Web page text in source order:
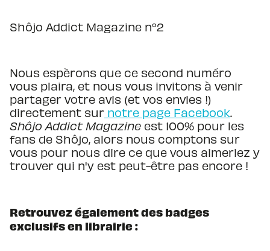
Shôjo Addict Magazine n°2
Nous espèrons que ce second numéro
vous plaira, et nous vous invitons à venir
partager votre avis (et vos envies !)
directement sur notre page Facebook.
Shôjo Addict Magazine est 100% pour les
fans de Shôjo, alors nous comptons sur
vous pour nous dire ce que vous aimeriez y
trouver qui n'y est peut-être pas encore !
Retrouvez également des badges
exclusifs en librairie :